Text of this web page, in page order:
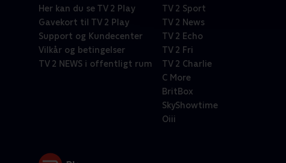
Her kan du se TV 2 Play
Gavekort til TV 2 Play
Support og Kundecenter
Vilkår og betingelser
TV 2 NEWS i offentligt rum
TV 2 Sport
TV 2 News
TV 2 Echo
TV 2 Fri
TV 2 Charlie
C More
BritBox
SkyShowtime
Oiii